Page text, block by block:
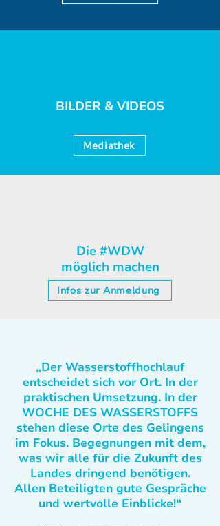
BILDER & VIDEOS
Mediathek
Die #WDW
möglich machen
Infos zur Anmeldung
„Der Wasserstoffhochlauf
entscheidet sich vor Ort. In der
praktischen Umsetzung. In der
WOCHE DES WASSERSTOFFS
stehen diese Orte des Gelingens
im Fokus. Begegnungen mit dem,
was wir alle für die Zukunft des
Landes dringend benötigen.
Allen Beteiligten gute Gespräche
und wertvolle Einblicke!“